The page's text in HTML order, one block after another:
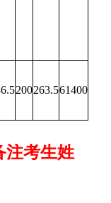
200263.561400
注考生姓